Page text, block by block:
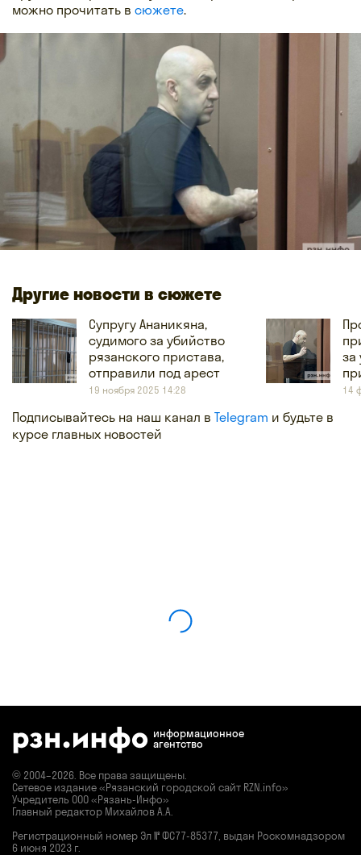
можно прочитать в сюжете.
Другие новости в сюжете
Супругу Ананикяна,
судимого за убийство
рязанского пристава,
отправили под арест
19 ноября 2025 14:28
за
14
Подписывайтесь на наш канал в Telegram и будьте в
курсе главных новостей
информационное
агентство
© 2004–2026. Все права защищены.
Сетевое издание «Рязанский городской сайт RZN.info»
Учредитель ООО «Рязань-Инфо»
Главный редактор Михайлов А.А.
Регистрационный номер Эл № ФС77-85377, выдан Роскомнадзором
6 июня 2023 г.